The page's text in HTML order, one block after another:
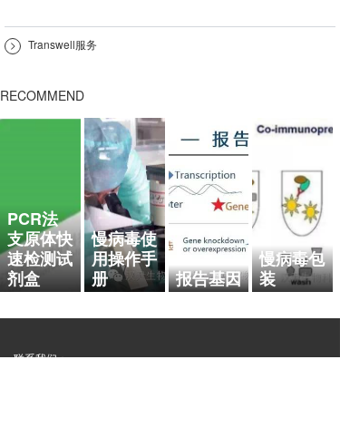
> Transwell服务
RECOMMEND
PCR法
支原体快
速检测试
剂盒
慢病毒使
用操作手
册
报告基因
慢病毒包
装
联系我们：